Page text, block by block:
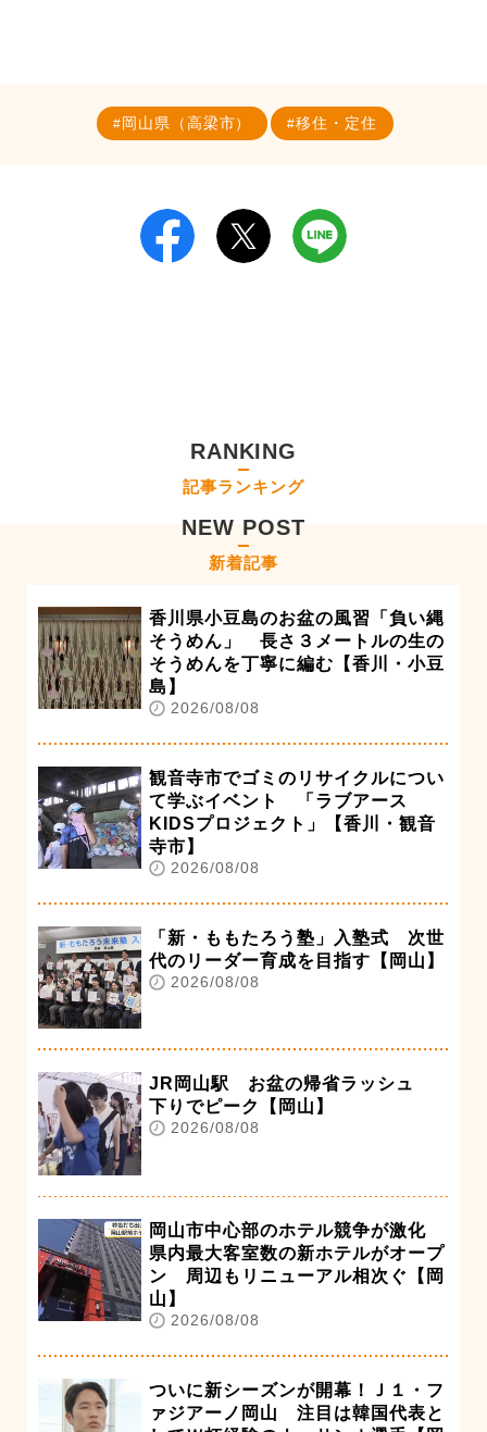
岡山県（高梁市） 移住・定住
RANKING
記事ランキング
NEW POST
新着記事
香川県小豆島のお盆の風習「負い縄
そうめん」 長さ３メートルの生の
そうめんを丁寧に編む【香川・小豆
島】
2026/08/08
観音寺市でゴミのリサイクルについ
て学ぶイベント 「ラブアース
KIDSプロジェクト」【香川・観音
寺市】
2026/08/08
「新・ももたろう塾」入塾式 次世
代のリーダー育成を目指す【岡山】
2026/08/08
JR岡山駅 お盆の帰省ラッシュ
下りでピーク【岡山】
2026/08/08
岡山市中心部のホテル競争が激化
県内最大客室数の新ホテルがオープ
ン 周辺もリニューアル相次ぐ【岡
山】
2026/08/08
ついに新シーズンが開幕！Ｊ１・フ
ァジアーノ岡山 注目は韓国代表と